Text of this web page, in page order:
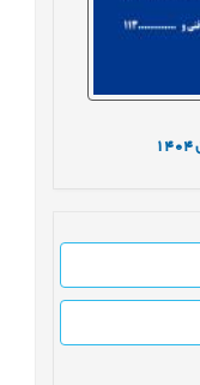
1404